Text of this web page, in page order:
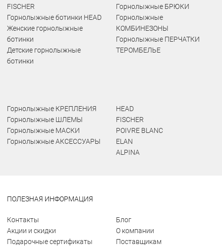
FISCHER
Горнолыжные ботинки HEAD
Женские горнолыжные
ботинки
Детские горнолыжные
ботинки
Горнолыжные БРЮКИ
Горнолыжные
КОМБИНЕЗОНЫ
Горнолыжные ПЕРЧАТКИ
ТЕРОМБЕЛЬЕ
Горнолыжные КРЕПЛЕНИЯ
Горнолыжные ШЛЕМЫ
Горнолыжные МАСКИ
Горнолыжные АКСЕССУАРЫ
HEAD
FISCHER
POIVRE BLANC
ELAN
ALPINA
ПОЛЕЗНАЯ ИНФОРМАЦИЯ
Контакты
Акции и скидки
Подарочные сертификаты
Блог
О компании
Поставщикам